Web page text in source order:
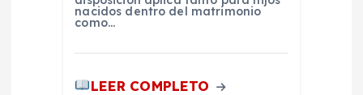
nacidos dentro del matrimonio
como…
LEER COMPLETO